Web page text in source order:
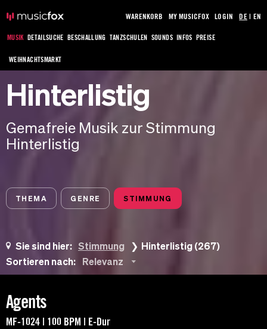
MUSIK DETAILSUCHE BESCHALLUNG TANZSCHULEN SOUNDS INFOS PREISE
WEIHNACHTSMARKT
WARENKORB MY MUSICFOX LOGIN DE| EN
Hinterlistig
Gemafreie Musik zur Stimmung
Hinterlistig
THEMA GENRE STIMMUNG
Sie sind hier: Stimmung
Hinterlistig (267)
Sortieren nach:
Relevanz
Agents
MF-1024 | 100 BPM | E-Dur